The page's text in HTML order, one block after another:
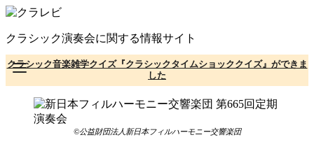
コ
テ
ン
ツ
へ
クラシック演奏会に関する情報サイト
クラシック音楽雑学クイズ『クラシックタイムショッククイズ』ができま
した
©公益財団法人新日本フィルハーモニー交響楽団